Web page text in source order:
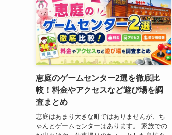
恵庭のゲームセンター2選を徹底比
較！料金やアクセスなど遊び場を調
査まとめ
恵庭はあまり大きな町ではありませんが、ち
ゃんとゲームセンターはあります。 家族での